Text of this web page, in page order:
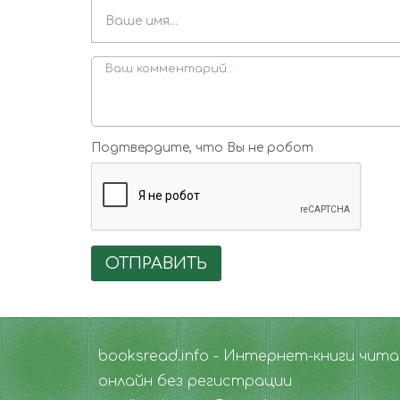
Подтвердите, что Вы не робот
ОТПРАВИТЬ
booksread.info - Интернет-книги
онлайн без регистрации